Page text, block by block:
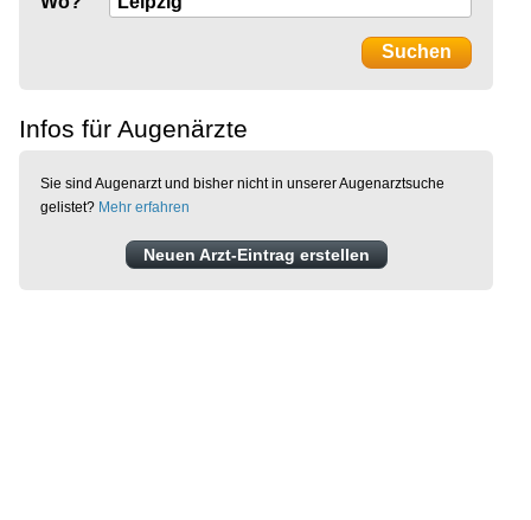
Infos für Augenärzte
Sie sind Augenarzt und bisher nicht in unserer Augenarztsuche
gelistet? Mehr erfahren
Neuen Arzt-Eintrag erstellen